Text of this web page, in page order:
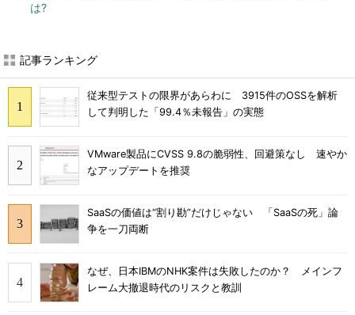
は?
記事ランキング
従来型テストの限界があらわに 3915件のOSSを解析
して判明した「99.4％未報告」の実態
VMware製品にCVSS 9.8の脆弱性、回避策なし 速やか
なアップデートを推奨
SaaSの価値は“割り勘”だけじゃない 「SaaSの死」論
争を一刀両断
なぜ、日本IBMのNHK案件は失敗したのか？ メインフ
レーム大撤退時代のリスクと教訓